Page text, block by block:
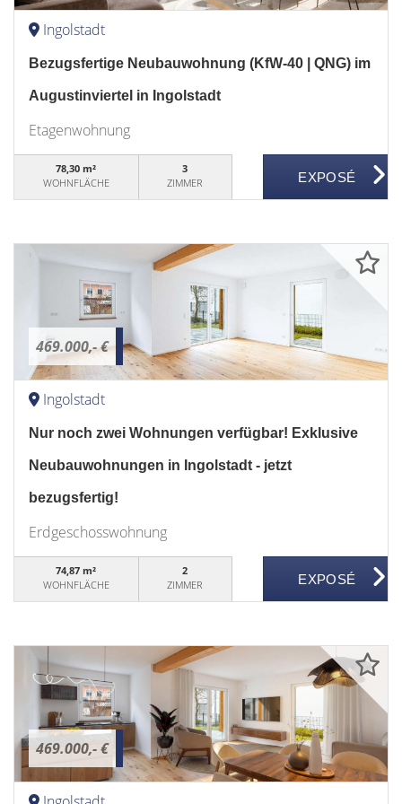
Ingolstadt
Bezugsfertige Neubauwohnung (KfW-40 | QNG) im
Augustinviertel in Ingolstadt
Etagenwohnung
78,30 m²
WOHNFLÄCHE
3
ZIMMER
469.000,- €
Ingolstadt
Nur noch zwei Wohnungen verfügbar! Exklusive
Neubauwohnungen in Ingolstadt - jetzt
bezugsfertig!
Erdgeschosswohnung
74,87 m²
WOHNFLÄCHE
2
ZIMMER
469.000,- €